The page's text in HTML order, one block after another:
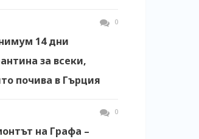
0
14 дни
за всеки,
почива в Гърция
0
на Графа –